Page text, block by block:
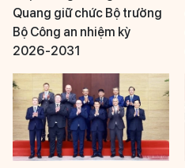
Quang giữ chức Bộ trưởng
Bộ Công an nhiệm kỳ
2026-2031